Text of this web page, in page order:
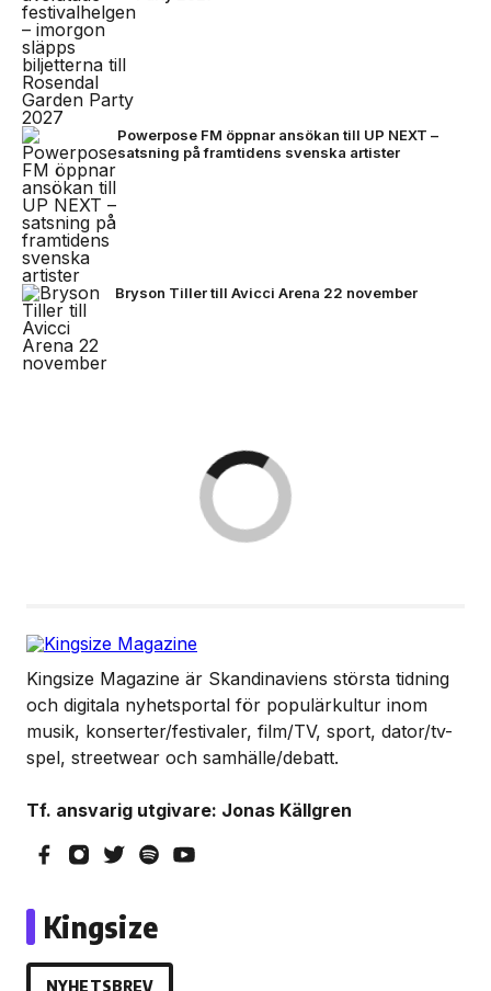
Powerpose FM öppnar ansökan till UP NEXT –
satsning på framtidens svenska artister
Bryson Tiller till Avicci Arena 22 november
Kingsize Magazine är Skandinaviens största tidning
och digitala nyhetsportal för populärkultur inom
musik, konserter/festivaler, film/TV, sport, dator/tv-
spel, streetwear och samhälle/debatt.
Tf. ansvarig utgivare: Jonas Källgren
Kingsize
NYHETSBREV